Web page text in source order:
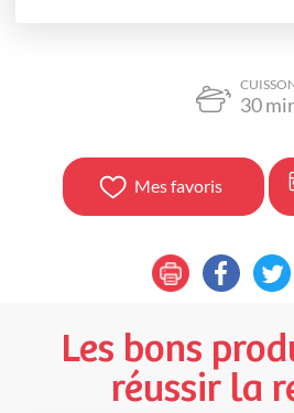
30
Mes favoris
Les bons
réussir la